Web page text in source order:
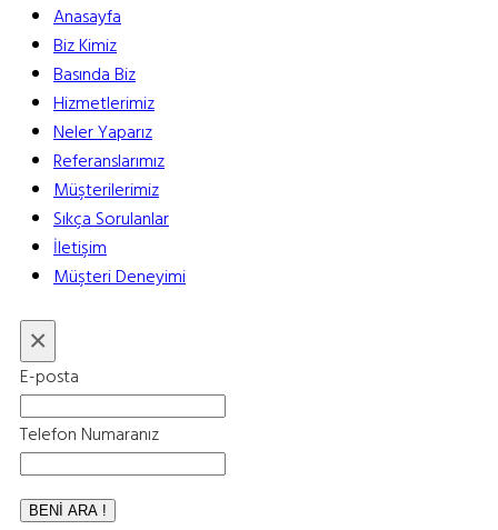
Anasayfa
Biz Kimiz
Basında Biz
Hizmetlerimiz
Neler Yaparız
Referanslarımız
Müşterilerimiz
Sıkça Sorulanlar
İletişim
Müşteri Deneyimi
×
E-posta
Telefon Numaranız